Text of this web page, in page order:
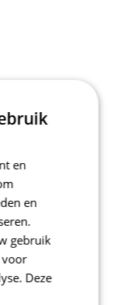
en
en
gebruik
voor
Deze